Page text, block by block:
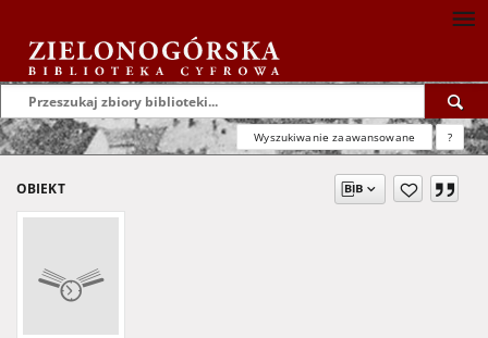
Wyszukiwanie zaawansowane ?
OBIEKT